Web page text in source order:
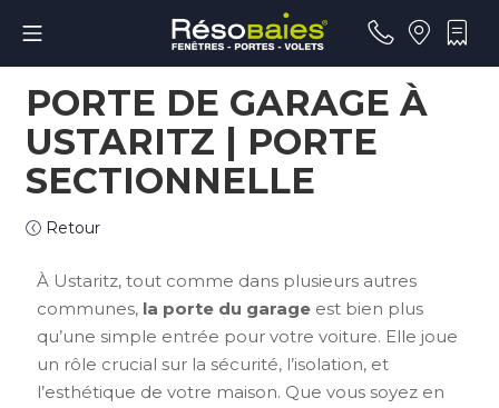
PORTE DE GARAGE À
USTARITZ | PORTE
SECTIONNELLE
Retour
À Ustaritz, tout comme dans plusieurs autres
communes, la porte du garage est bien plus
qu’une simple entrée pour votre voiture. Elle joue
un rôle crucial sur la sécurité, l’isolation, et
l’esthétique de votre maison. Que vous soyez en